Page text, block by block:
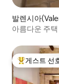
발렌시아
아름다운 주
상위 게스트
게스트 선